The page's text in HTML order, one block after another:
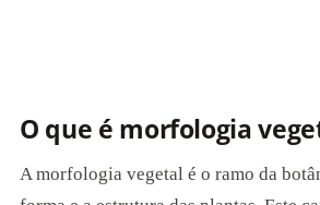
O que é morfologia
A morfologia vegetal é o ramo da